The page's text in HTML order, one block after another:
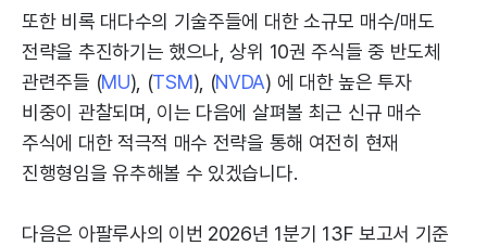
또한 비록 대다수의 기술주들에 대한 소규모 매수/매도
전략을 추진하기는 했으나, 상위 10권 주식들 중 반도체
관련주들 (MU), (TSM), (NVDA) 에 대한 높은 투자
비중이 관찰되며, 이는 다음에 살펴볼 최근 신규 매수
주식에 대한 적극적 매수 전략을 통해 여전히 현재
진행형임을 유추해볼 수 있겠습니다.
다음은 아팔루사의 이번 2026년 1분기 13F 보고서 기준